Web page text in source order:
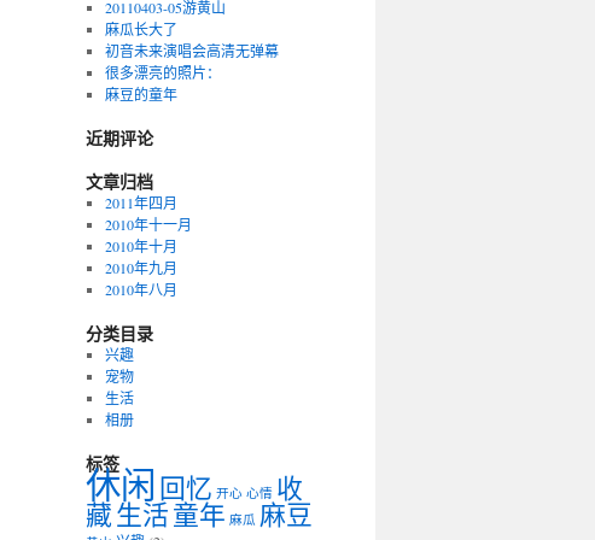
20110403-05游黄山
麻瓜长大了
初音未来演唱会高清无弹幕
很多漂亮的照片：
麻豆的童年
近期评论
文章归档
2011年四月
2010年十一月
2010年十月
2010年九月
2010年八月
分类目录
兴趣
宠物
生活
相册
标签
休闲 回忆 开心 心情 收
藏生活童年 麻瓜 麻豆